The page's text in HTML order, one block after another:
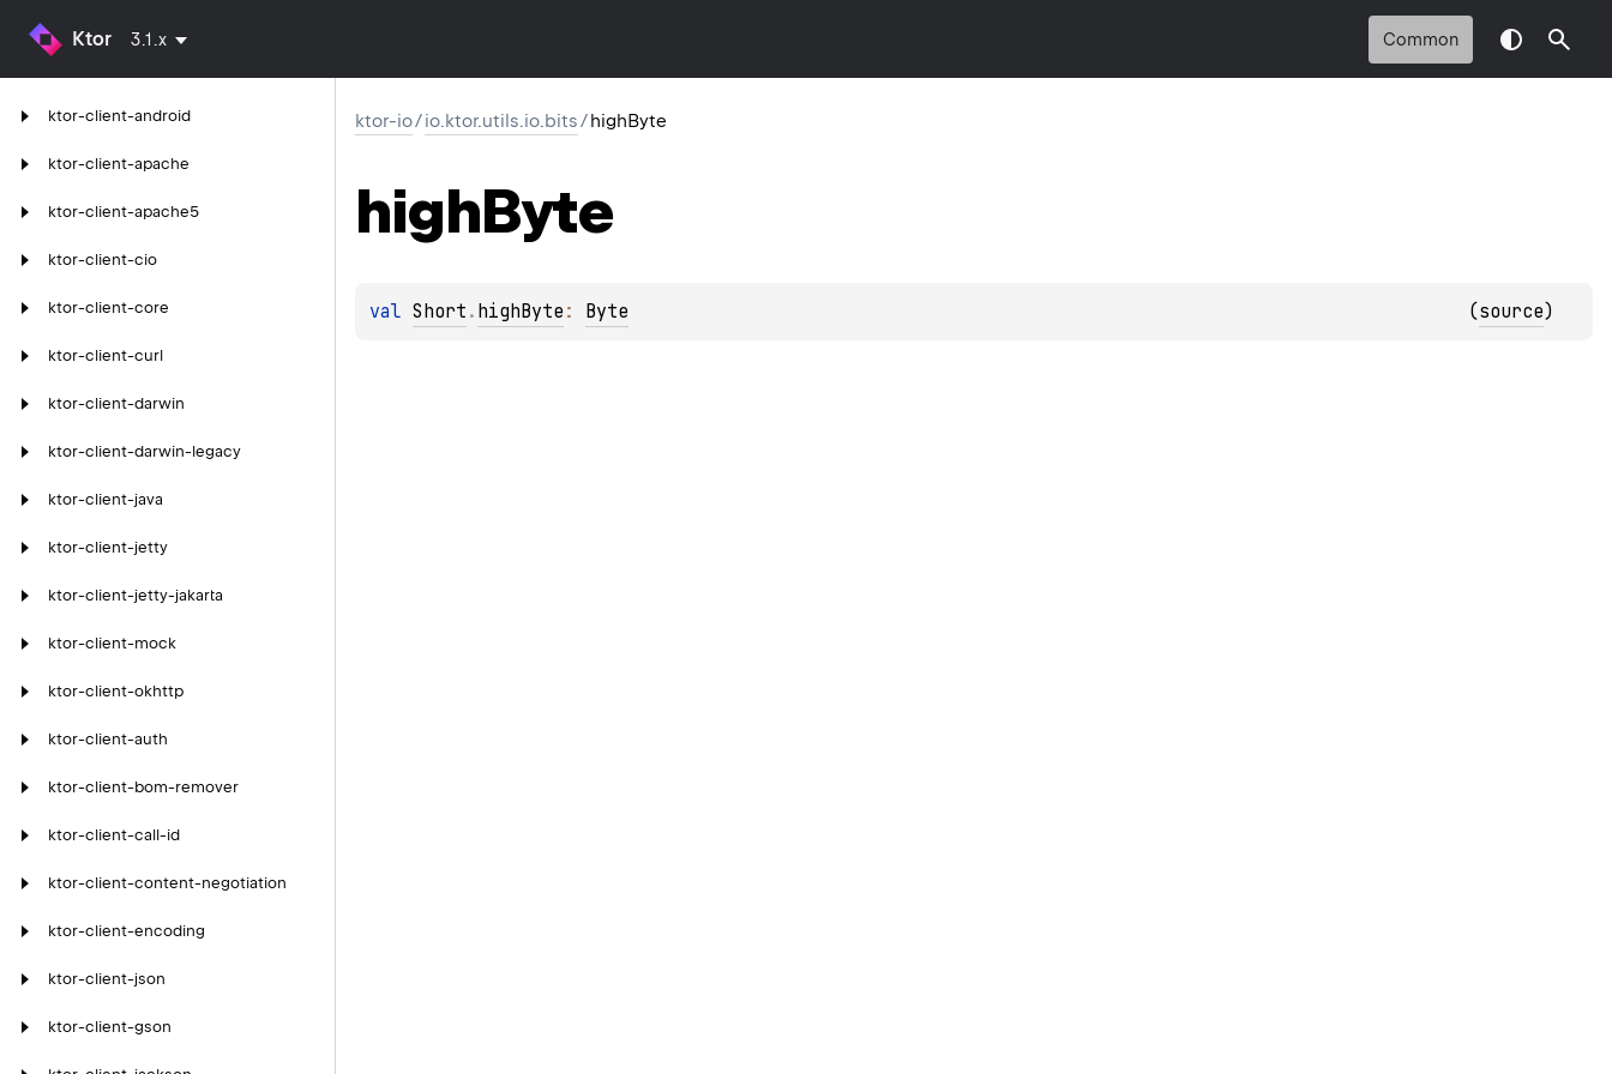
Ktor 3.1.x Common
ktor-client-android
ktor-client-apache
ktor-client-apache5
ktor-client-cio
ktor-client-core
ktor-client-curl
ktor-client-darwin
ktor-client-darwin-legacy
ktor-client-java
ktor-client-jetty
ktor-client-jetty-jakarta
ktor-client-mock
ktor-client-okhttp
ktor-client-auth
ktor-client-bom-remover
ktor-client-call-id
ktor-client-content-negotiation
ktor-client-encoding
ktor-client-json
ktor-client-gson
ktor-io/io.ktor.utils.io.bits/highByte
highByte
val Short . highByte : Byte (source)